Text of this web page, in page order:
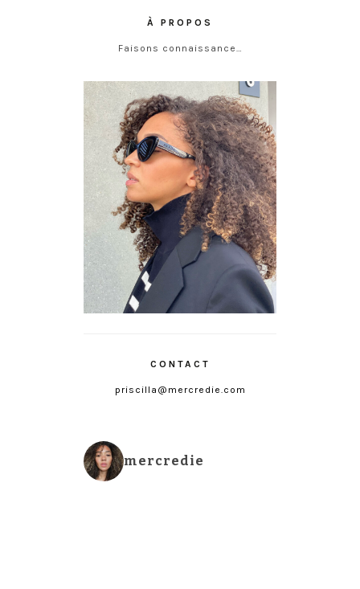
À PROPOS
Faisons connaissance…
CONTACT
priscilla@mercredie.com
mercredie